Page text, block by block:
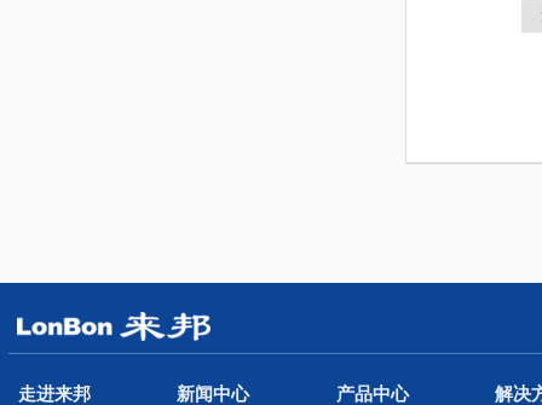
走进来邦 新闻中心 产品中心 解决